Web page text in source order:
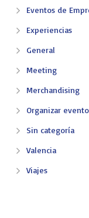
Eventos de
Experiencias
General
Meeting
Merchandising
Organizar
Sin categoría
Valencia
Viajes